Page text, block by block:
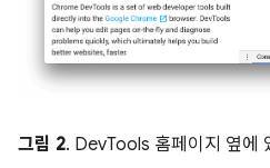
그림 2. DevTools 홈페이지 옆에